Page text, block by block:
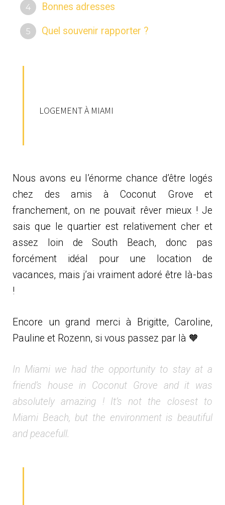
Bonnes adresses
Quel souvenir rapporter ?
LOGEMENT À MIAMI
Nous avons eu l’énorme chance d’être logés
chez des amis à Coconut Grove et
franchement, on ne pouvait rêver mieux ! Je
sais que le quartier est relativement cher et
assez loin de South Beach, donc pas
forcément idéal pour une location de
vacances, mais j’ai vraiment adoré être là-bas
!
Encore un grand merci à Brigitte, Caroline,
Pauline et Rozenn, si vous passez par là 🧡
In Miami we had the opportunity to stay at a
friend’s house in Coconut Grove and it was
absolutely amazing ! It’s not the closest to
Miami Beach, but the environment is beautiful
and peacefull.